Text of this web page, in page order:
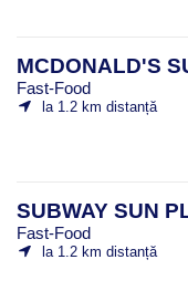
MCDONALD'S
Fast-Food
la 1.2 km distanță
SUBWAY SUN
Fast-Food
la 1.2 km distanță